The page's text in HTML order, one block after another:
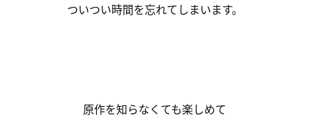
ついつい時間を忘れてしまいます。
原作を知らなくても楽しめて